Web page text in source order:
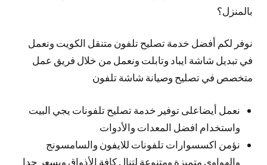
بالمنزل؟
نوفر لكم أفضل خدمة تصليح تلفون متنقل الكويت ونعمل
في تبديل شاشة ايباد وتابلت ونعمل من خلال فريق عمل
متخصص في تصليح وصيانة شاشة تلفون
نعمل أيضاعلى توفير خدمة تصليح تلفونات يجي البيت
واستخدام افضل المعدات والأدوات
نؤمن اكسسوارات تلفونات للايفون والسامسونج
والهواوي متميزة ومتنوعة لتنال كافة الأذواق وبسعر جدا